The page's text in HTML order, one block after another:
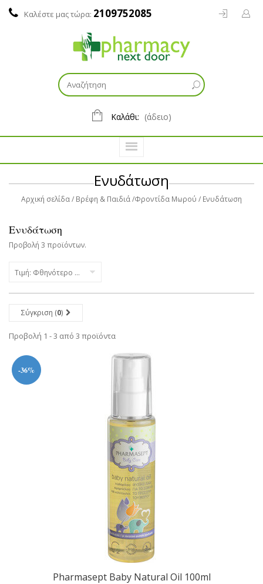
Καλέστε μας τώρα: 2109752085
Καλάθι: (άδειο)
Ενυδάτωση
Αρχική σελίδα Βρέφη & Παιδιά Φροντίδα Μωρού Ενυδάτωση
Ενυδάτωση
Προβολή 3 προϊόντων.
Τιμή: Φθηνότερο πρώτα
Σύγκριση (0)
Προβολή 1 - 3 από 3 προϊόντα
-36%
Pharmasept Baby Natural Oil 100ml